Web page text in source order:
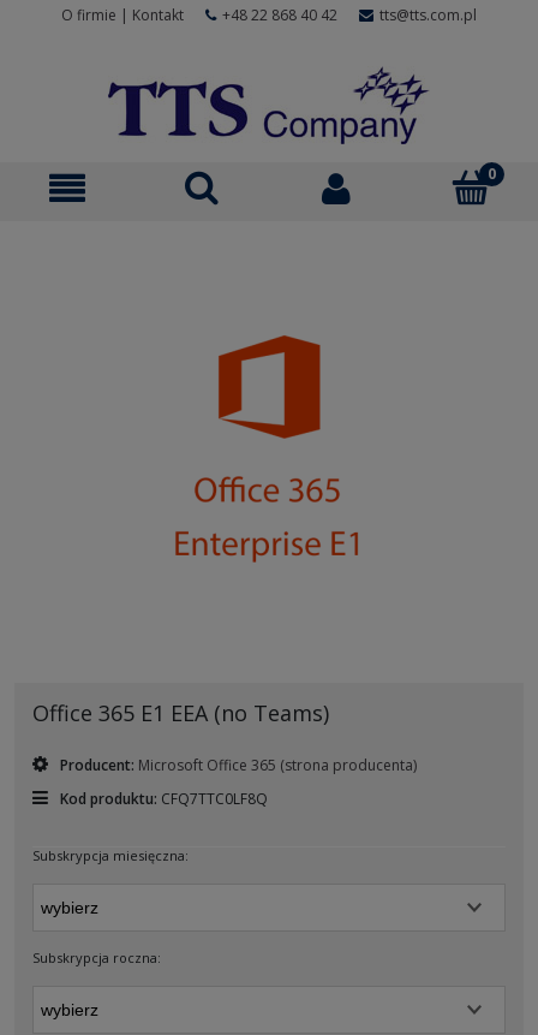
O firmie | Kontakt +48 22 868 40 42 tts@tts.com.pl
Office 365 E1 EEA (no Teams)
Producent: Microsoft Office 365 (strona producenta)
Kod produktu: CFQ7TTC0LF8Q
Subskrypcja miesięczna:
Subskrypcja roczna: